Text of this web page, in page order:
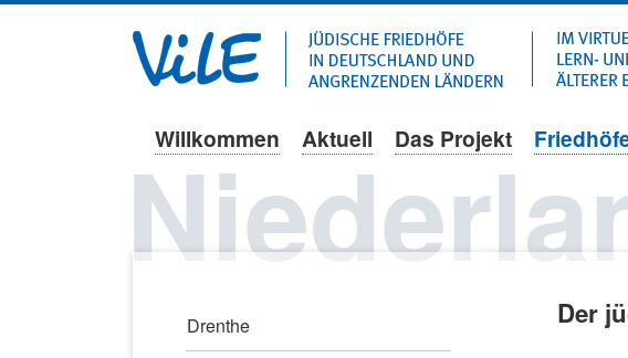
Navigation
Willkommen Aktuell Das Projekt
Der
Navigation
überspringen
Drenthe